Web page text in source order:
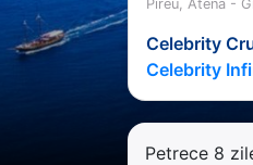
Pireu, Atena -
Celebrity
Celebrity
Petrece 8